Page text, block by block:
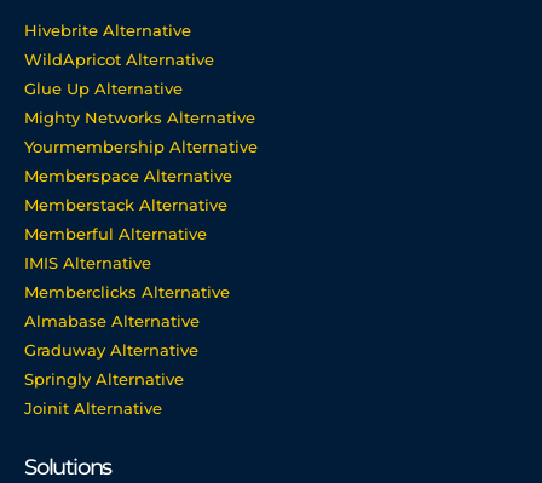
Hivebrite Alternative
WildApricot Alternative
Glue Up Alternative
Mighty Networks Alternative
Yourmembership Alternative
Memberspace Alternative
Memberstack Alternative
Memberful Alternative
IMIS Alternative
Memberclicks Alternative
Almabase Alternative
Graduway Alternative
Springly Alternative
Joinit Alternative
Solutions